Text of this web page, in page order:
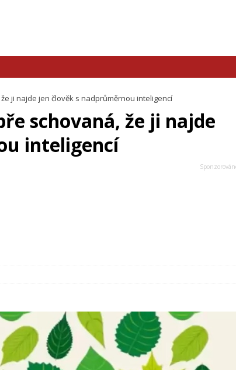
ji najde jen člověk s nadprůměrnou inteligencí
schovaná, že ji najde
inteligencí